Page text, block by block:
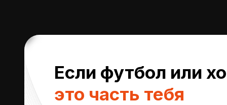
Если футбол или
это часть тебя